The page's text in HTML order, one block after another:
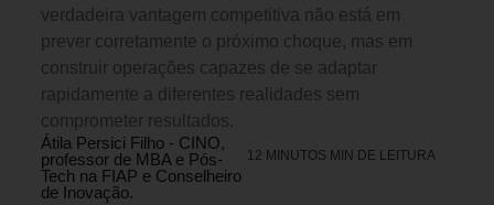
verdadeira vantagem competitiva não está em
prever corretamente o próximo choque, mas em
construir operações capazes de se adaptar
rapidamente a diferentes realidades sem
comprometer resultados.
Átila Persici Filho - CINO,
professor de MBA e Pós-
Tech na FIAP e Conselheiro
de Inovação.
12 MINUTOS MIN DE LEITURA